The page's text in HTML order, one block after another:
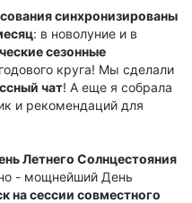
синхронизированы
: в новолуние и в
сезонные
круга! Мы сделали
чат! А еще я собрала
и рекомендаций для
Летнего Солнцестояния
- мощнейший День
на сессии совместного